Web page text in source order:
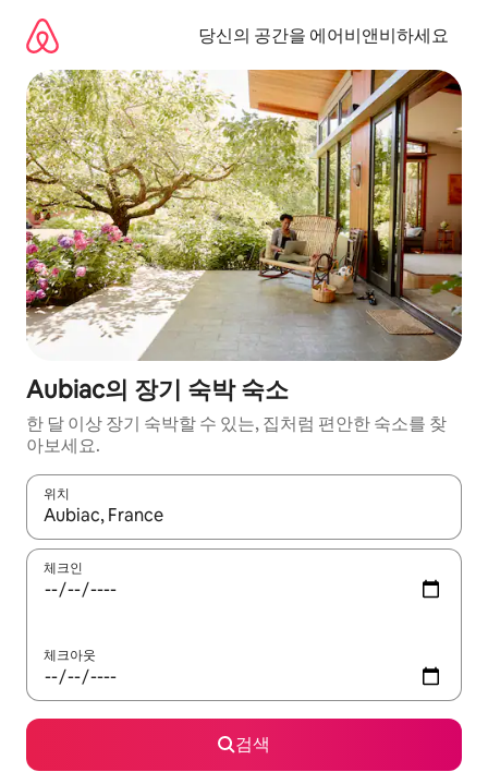
당신의 공간을 에어비앤비하세요
Aubiac의 장기 숙박 숙소
한 달 이상 장기 숙박할 수 있는, 집처럼 편안한 숙소를 찾
아보세요.
위치
결과가 나오면 위·아래 화살표 키를 사용하거나 터치 또는 스와이
체크인
체크아웃
검색